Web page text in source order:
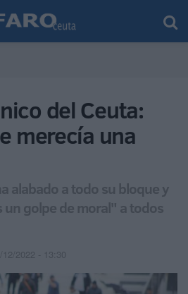
del Ceuta:
merecía una
alabado a todo su bloque y
un golpe de moral" a todos
12/2022 - 13:30